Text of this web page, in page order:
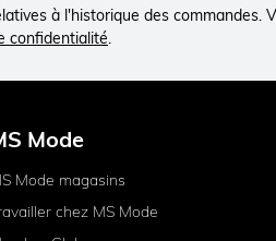
à l'historique des commandes.
confidentialité
Mode
Mode magasins
chez MS Mode